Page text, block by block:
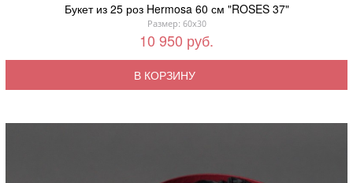
Букет из 25 роз Hermosa 60 см "ROSES 37"
Размер: 60x30
10 950 руб.
В КОРЗИНУ